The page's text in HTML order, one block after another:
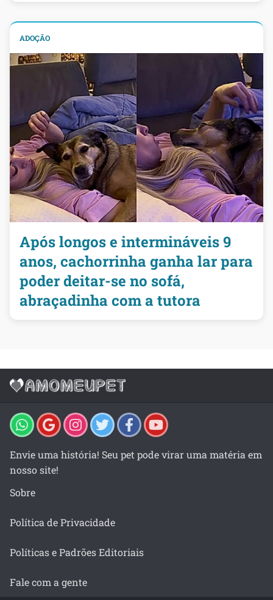
ADOÇÃO
Após longos e intermináveis 9
anos, cachorrinha ganha lar para
poder deitar-se no sofá,
abraçadinha com a tutora
Envie uma história! Seu pet pode virar uma matéria em
nosso site!
Sobre
Política de Privacidade
Políticas e Padrões Editoriais
Fale com a gente